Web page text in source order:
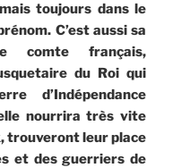
mais toujours dans le
C’est aussi sa
comte français,
du Roi qui
d’Indépendance
nourrira très vite
trouveront leur place
et des guerriers de